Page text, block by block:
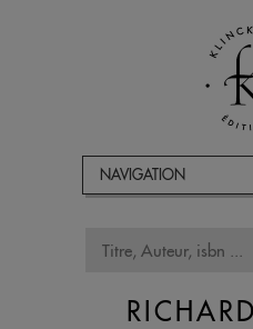
NAVIGATION